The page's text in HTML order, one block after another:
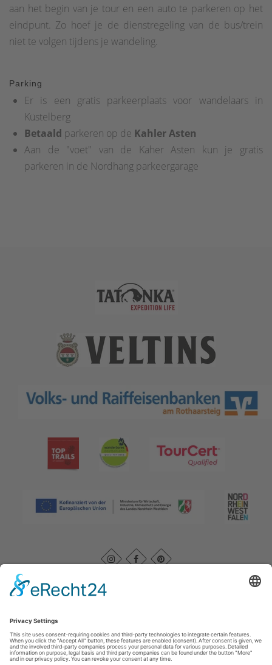
aan het begin van je tour en een auto te parkeren op het
eindpunt. Zo hoef je de dienstregeling van de bus/trein
niet te volgen tijdens je wandeling.
Parking
Er is een gratis parkeerplaats voor wandelaars in
Küstelberg
Betaald parkeren op de Kahler Asten
Aan de "voet" van de Kaher Asten kun je gratis
parkeren in de Nordhang parkeergarage
Rothaarsteigverein e. V. Im Ohle 12 57392 Schmallenberg